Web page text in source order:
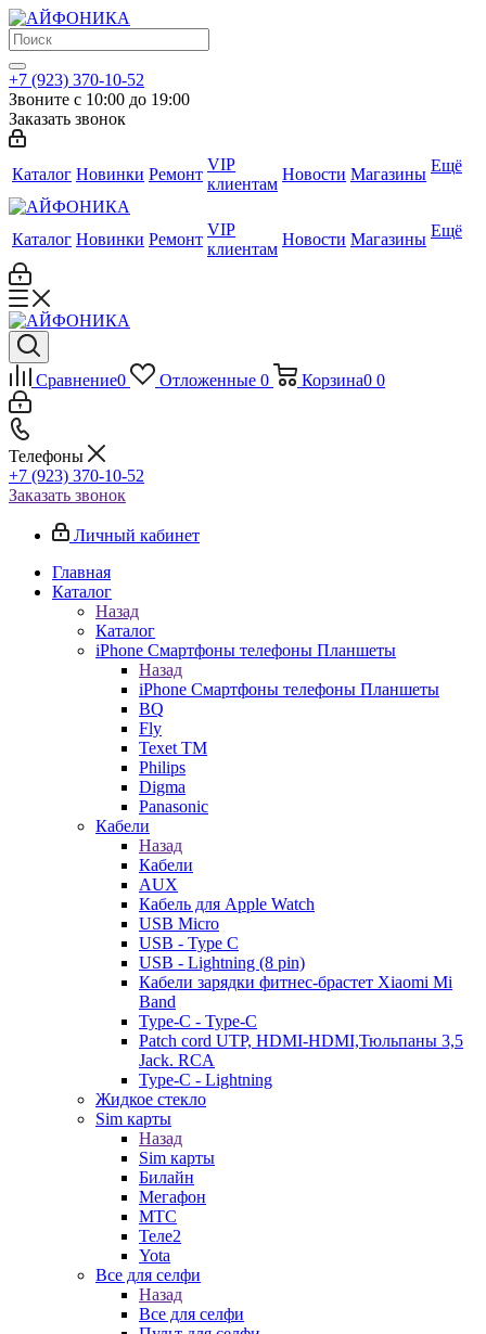
+7 (923) 370-10-52
Звоните с 10:00 до 19:00
Заказать звонок
Каталог Новинки Ремонт
VIP
клиентам
Новости Магазины Ещё
Каталог Новинки Ремонт
VIP
клиентам
Новости Магазины Ещё
Сравнение0 Отложенные 0 Корзина0 0
Телефоны
+7 (923) 370-10-52
Заказать звонок
Личный кабинет
Главная
Каталог
Назад
Каталог
iPhone Смартфоны телефоны Планшеты
Назад
iPhone Смартфоны телефоны Планшеты
BQ
Fly
Texet TM
Philips
Digma
Panasonic
Кабели
Назад
Кабели
AUX
Кабель для Apple Watch
USB Micro
USB - Type C
USB - Lightning (8 pin)
Кабели зарядки фитнес-брастет Xiaomi Mi
Band
Type-C - Type-C
Patch cord UTP, HDMI-HDMI,Тюльпаны 3,5
Jack. RCA
Type-C - Lightning
Жидкое стекло
Sim карты
Назад
Sim карты
Билайн
Мегафон
МТС
Теле2
Yota
Все для селфи
Назад
Все для селфи